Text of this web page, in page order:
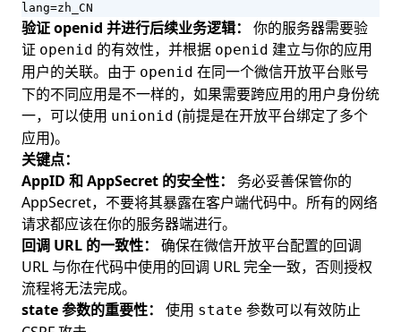
lang=zh_CN
验证 openid 并进行后续业务逻辑：
你的服务器需要验
证 openid 的有效性，并根据 openid 建立与你的应用
用户的关联。由于 openid 在同一个微信开放平台账号
下的不同应用是不一样的，如果需要跨应用的用户身份统
一，可以使用 unionid (前提是在开放平台绑定了多个
应用)。
关键点：
AppID 和 AppSecret 的安全性：
务必妥善保管你的
AppSecret，不要将其暴露在客户端代码中。所有的网络
请求都应该在你的服务器端进行。
回调 URL 的一致性：
确保在微信开放平台配置的回调
URL 与你在代码中使用的回调 URL 完全一致，否则授权
流程将无法完成。
state 参数的重要性：
使用 state 参数可以有效防止